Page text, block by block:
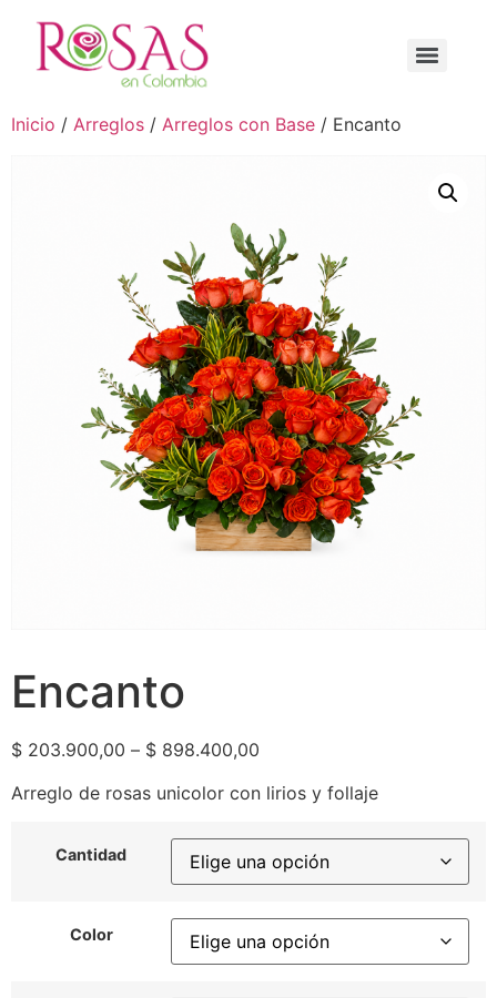
Inicio / Arreglos / Arreglos con Base / Encanto
Encanto
$ 203.900,00 – $ 898.400,00
Arreglo de rosas unicolor con lirios y follaje
Cantidad
Color